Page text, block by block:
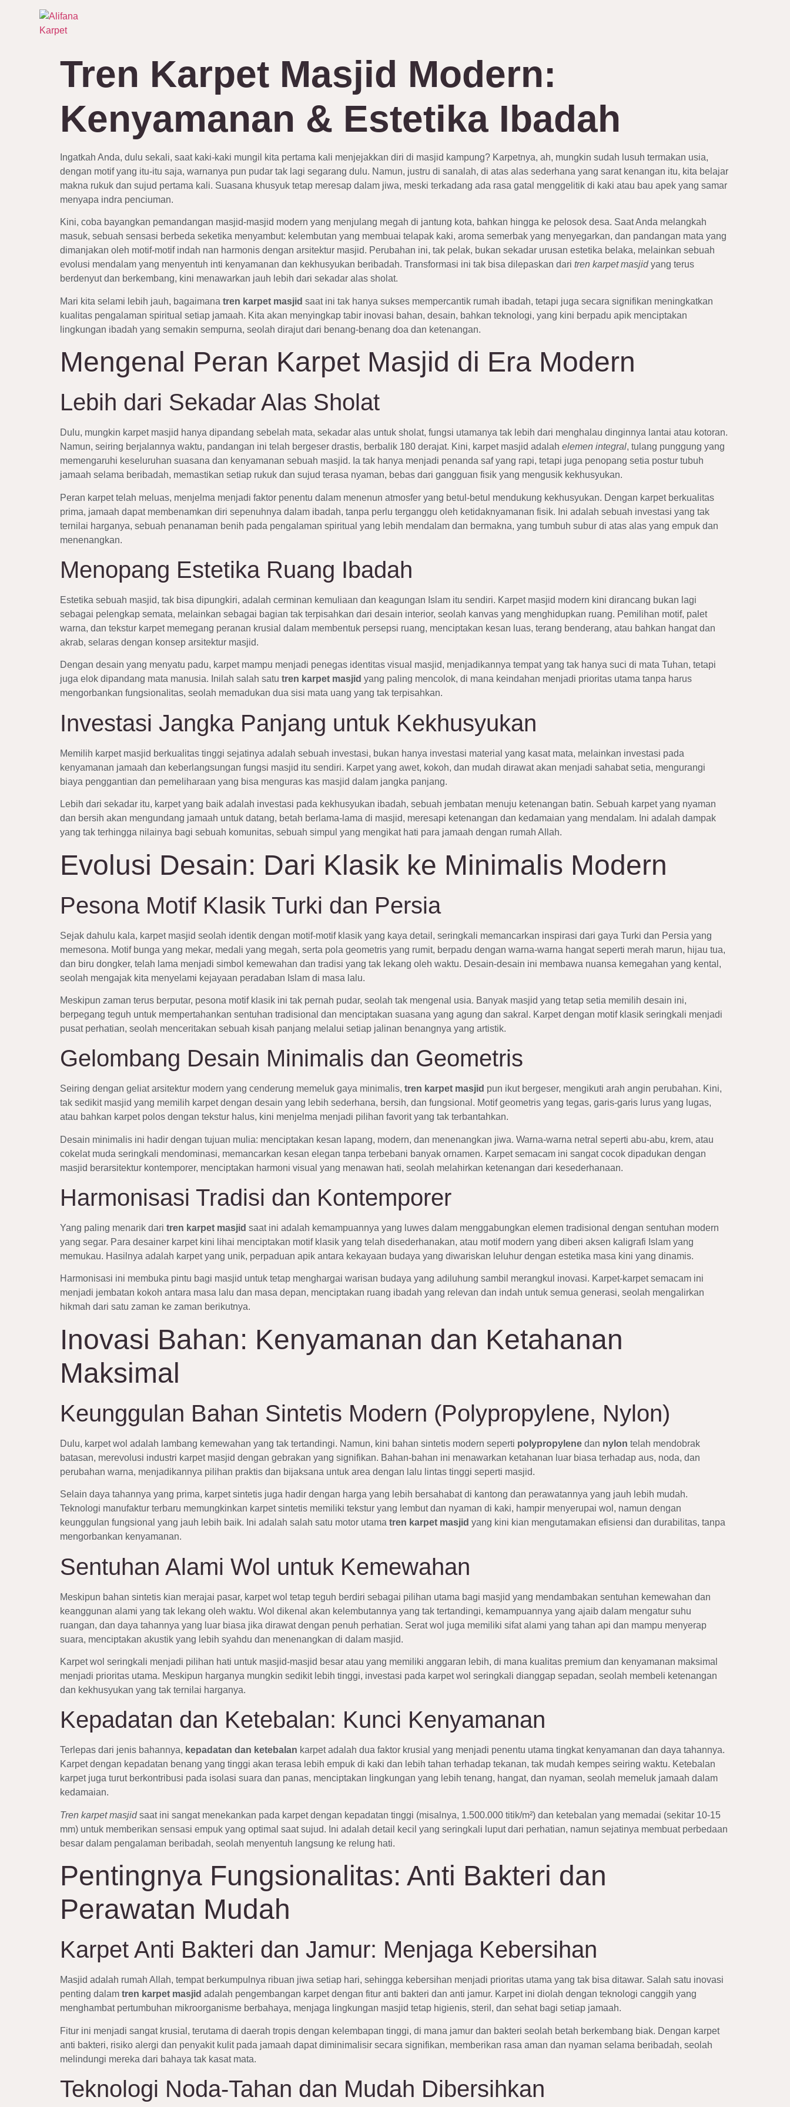
Tren Karpet Masjid Modern:
Kenyamanan & Estetika Ibadah
Ingatkah Anda, dulu sekali, saat kaki-kaki mungil kita pertama kali menjejakkan diri di masjid kampung? Karpetnya, ah, mungkin sudah lusuh termakan usia,
dengan motif yang itu-itu saja, warnanya pun pudar tak lagi segarang dulu. Namun, justru di sanalah, di atas alas sederhana yang sarat kenangan itu, kita belajar
makna rukuk dan sujud pertama kali. Suasana khusyuk tetap meresap dalam jiwa, meski terkadang ada rasa gatal menggelitik di kaki atau bau apek yang samar
menyapa indra penciuman.
Kini, coba bayangkan pemandangan masjid-masjid modern yang menjulang megah di jantung kota, bahkan hingga ke pelosok desa. Saat Anda melangkah
masuk, sebuah sensasi berbeda seketika menyambut: kelembutan yang membuai telapak kaki, aroma semerbak yang menyegarkan, dan pandangan mata yang
dimanjakan oleh motif-motif indah nan harmonis dengan arsitektur masjid. Perubahan ini, tak pelak, bukan sekadar urusan estetika belaka, melainkan sebuah
evolusi mendalam yang menyentuh inti kenyamanan dan kekhusyukan beribadah. Transformasi ini tak bisa dilepaskan dari tren karpet masjidyang terus
berdenyut dan berkembang, kini menawarkan jauh lebih dari sekadar alas sholat.
Mari kita selami lebih jauh, bagaimana tren karpet masjid saat ini tak hanya sukses mempercantik rumah ibadah, tetapi juga secara signifikan meningkatkan
kualitas pengalaman spiritual setiap jamaah. Kita akan menyingkap tabir inovasi bahan, desain, bahkan teknologi, yang kini berpadu apik menciptakan
lingkungan ibadah yang semakin sempurna, seolah dirajut dari benang-benang doa dan ketenangan.
Mengenal Peran Karpet Masjid di Era Modern
Lebih dari Sekadar Alas Sholat
Dulu, mungkin karpet masjid hanya dipandang sebelah mata, sekadar alas untuk sholat, fungsi utamanya tak lebih dari menghalau dinginnya lantai atau kotoran.
Namun, seiring berjalannya waktu, pandangan ini telah bergeser drastis, berbalik 180 derajat. Kini, karpet masjid adalah elemen integral, tulang punggung yang
memengaruhi keseluruhan suasana dan kenyamanan sebuah masjid. Ia tak hanya menjadi penanda saf yang rapi, tetapi juga penopang setia postur tubuh
jamaah selama beribadah, memastikan setiap rukuk dan sujud terasa nyaman, bebas dari gangguan fisik yang mengusik kekhusyukan.
Peran karpet telah meluas, menjelma menjadi faktor penentu dalam menenun atmosfer yang betul-betul mendukung kekhusyukan. Dengan karpet berkualitas
prima, jamaah dapat membenamkan diri sepenuhnya dalam ibadah, tanpa perlu terganggu oleh ketidaknyamanan fisik. Ini adalah sebuah investasi yang tak
ternilai harganya, sebuah penanaman benih pada pengalaman spiritual yang lebih mendalam dan bermakna, yang tumbuh subur di atas alas yang empuk dan
menenangkan.
Menopang Estetika Ruang Ibadah
Estetika sebuah masjid, tak bisa dipungkiri, adalah cerminan kemuliaan dan keagungan Islam itu sendiri. Karpet masjid modern kini dirancang bukan lagi
sebagai pelengkap semata, melainkan sebagai bagian tak terpisahkan dari desain interior, seolah kanvas yang menghidupkan ruang. Pemilihan motif, palet
warna, dan tekstur karpet memegang peranan krusial dalam membentuk persepsi ruang, menciptakan kesan luas, terang benderang, atau bahkan hangat dan
akrab, selaras dengan konsep arsitektur masjid.
Dengan desain yang menyatu padu, karpet mampu menjadi penegas identitas visual masjid, menjadikannya tempat yang tak hanya suci di mata Tuhan, tetapi
juga elok dipandang mata manusia. Inilah salah satu tren karpet masjid yang paling mencolok, di mana keindahan menjadi prioritas utama tanpa harus
mengorbankan fungsionalitas, seolah memadukan dua sisi mata uang yang tak terpisahkan.
Investasi Jangka Panjang untuk Kekhusyukan
Memilih karpet masjid berkualitas tinggi sejatinya adalah sebuah investasi, bukan hanya investasi material yang kasat mata, melainkan investasi pada
kenyamanan jamaah dan keberlangsungan fungsi masjid itu sendiri. Karpet yang awet, kokoh, dan mudah dirawat akan menjadi sahabat setia, mengurangi
biaya penggantian dan pemeliharaan yang bisa menguras kas masjid dalam jangka panjang.
Lebih dari sekadar itu, karpet yang baik adalah investasi pada kekhusyukan ibadah, sebuah jembatan menuju ketenangan batin. Sebuah karpet yang nyaman
dan bersih akan mengundang jamaah untuk datang, betah berlama-lama di masjid, meresapi ketenangan dan kedamaian yang mendalam. Ini adalah dampak
yang tak terhingga nilainya bagi sebuah komunitas, sebuah simpul yang mengikat hati para jamaah dengan rumah Allah.
Evolusi Desain: Dari Klasik ke Minimalis Modern
Pesona Motif Klasik Turki dan Persia
Sejak dahulu kala, karpet masjid seolah identik dengan motif-motif klasik yang kaya detail, seringkali memancarkan inspirasi dari gaya Turki dan Persia yang
memesona. Motif bunga yang mekar, medali yang megah, serta pola geometris yang rumit, berpadu dengan warna-warna hangat seperti merah marun, hijau tua,
dan biru dongker, telah lama menjadi simbol kemewahan dan tradisi yang tak lekang oleh waktu. Desain-desain ini membawa nuansa kemegahan yang kental,
seolah mengajak kita menyelami kejayaan peradaban Islam di masa lalu.
Meskipun zaman terus berputar, pesona motif klasik ini tak pernah pudar, seolah tak mengenal usia. Banyak masjid yang tetap setia memilih desain ini,
berpegang teguh untuk mempertahankan sentuhan tradisional dan menciptakan suasana yang agung dan sakral. Karpet dengan motif klasik seringkali menjadi
pusat perhatian, seolah menceritakan sebuah kisah panjang melalui setiap jalinan benangnya yang artistik.
Gelombang Desain Minimalis dan Geometris
Seiring dengan geliat arsitektur modern yang cenderung memeluk gaya minimalis, tren karpet masjid pun ikut bergeser, mengikuti arah angin perubahan. Kini,
tak sedikit masjid yang memilih karpet dengan desain yang lebih sederhana, bersih, dan fungsional. Motif geometris yang tegas, garis-garis lurus yang lugas,
atau bahkan karpet polos dengan tekstur halus, kini menjelma menjadi pilihan favorit yang tak terbantahkan.
Desain minimalis ini hadir dengan tujuan mulia: menciptakan kesan lapang, modern, dan menenangkan jiwa. Warna-warna netral seperti abu-abu, krem, atau
cokelat muda seringkali mendominasi, memancarkan kesan elegan tanpa terbebani banyak ornamen. Karpet semacam ini sangat cocok dipadukan dengan
masjid berarsitektur kontemporer, menciptakan harmoni visual yang menawan hati, seolah melahirkan ketenangan dari kesederhanaan.
Harmonisasi Tradisi dan Kontemporer
Yang paling menarik dari tren karpet masjid saat ini adalah kemampuannya yang luwes dalam menggabungkan elemen tradisional dengan sentuhan modern
yang segar. Para desainer karpet kini lihai menciptakan motif klasik yang telah disederhanakan, atau motif modern yang diberi aksen kaligrafi Islam yang
memukau. Hasilnya adalah karpet yang unik, perpaduan apik antara kekayaan budaya yang diwariskan leluhur dengan estetika masa kini yang dinamis.
Harmonisasi ini membuka pintu bagi masjid untuk tetap menghargai warisan budaya yang adiluhung sambil merangkul inovasi. Karpet-karpet semacam ini
menjadi jembatan kokoh antara masa lalu dan masa depan, menciptakan ruang ibadah yang relevan dan indah untuk semua generasi, seolah mengalirkan
hikmah dari satu zaman ke zaman berikutnya.
Inovasi Bahan: Kenyamanan dan Ketahanan
Maksimal
Keunggulan Bahan Sintetis Modern (Polypropylene, Nylon)
Dulu, karpet wol adalah lambang kemewahan yang tak tertandingi. Namun, kini bahan sintetis modern seperti polypropylene dan nylon telah mendobrak
batasan, merevolusi industri karpet masjid dengan gebrakan yang signifikan. Bahan-bahan ini menawarkan ketahanan luar biasa terhadap aus, noda, dan
perubahan warna, menjadikannya pilihan praktis dan bijaksana untuk area dengan lalu lintas tinggi seperti masjid.
Selain daya tahannya yang prima, karpet sintetis juga hadir dengan harga yang lebih bersahabat di kantong dan perawatannya yang jauh lebih mudah.
Teknologi manufaktur terbaru memungkinkan karpet sintetis memiliki tekstur yang lembut dan nyaman di kaki, hampir menyerupai wol, namun dengan
keunggulan fungsional yang jauh lebih baik. Ini adalah salah satu motor utama tren karpet masjid yang kini kian mengutamakan efisiensi dan durabilitas, tanpa
mengorbankan kenyamanan.
Sentuhan Alami Wol untuk Kemewahan
Meskipun bahan sintetis kian merajai pasar, karpet wol tetap teguh berdiri sebagai pilihan utama bagi masjid yang mendambakan sentuhan kemewahan dan
keanggunan alami yang tak lekang oleh waktu. Wol dikenal akan kelembutannya yang tak tertandingi, kemampuannya yang ajaib dalam mengatur suhu
ruangan, dan daya tahannya yang luar biasa jika dirawat dengan penuh perhatian. Serat wol juga memiliki sifat alami yang tahan api dan mampu menyerap
suara, menciptakan akustik yang lebih syahdu dan menenangkan di dalam masjid.
Karpet wol seringkali menjadi pilihan hati untuk masjid-masjid besar atau yang memiliki anggaran lebih, di mana kualitas premium dan kenyamanan maksimal
menjadi prioritas utama. Meskipun harganya mungkin sedikit lebih tinggi, investasi pada karpet wol seringkali dianggap sepadan, seolah membeli ketenangan
dan kekhusyukan yang tak ternilai harganya.
Kepadatan dan Ketebalan: Kunci Kenyamanan
Terlepas dari jenis bahannya, kepadatan dan ketebalan karpet adalah dua faktor krusial yang menjadi penentu utama tingkat kenyamanan dan daya tahannya.
Karpet dengan kepadatan benang yang tinggi akan terasa lebih empuk di kaki dan lebih tahan terhadap tekanan, tak mudah kempes seiring waktu. Ketebalan
karpet juga turut berkontribusi pada isolasi suara dan panas, menciptakan lingkungan yang lebih tenang, hangat, dan nyaman, seolah memeluk jamaah dalam
kedamaian.
Tren karpet masjidsaat ini sangat menekankan pada karpet dengan kepadatan tinggi (misalnya, 1.500.000 titik/m²) dan ketebalan yang memadai (sekitar 10-15
mm) untuk memberikan sensasi empuk yang optimal saat sujud. Ini adalah detail kecil yang seringkali luput dari perhatian, namun sejatinya membuat perbedaan
besar dalam pengalaman beribadah, seolah menyentuh langsung ke relung hati.
Pentingnya Fungsionalitas: Anti Bakteri dan
Perawatan Mudah
Karpet Anti Bakteri dan Jamur: Menjaga Kebersihan
Masjid adalah rumah Allah, tempat berkumpulnya ribuan jiwa setiap hari, sehingga kebersihan menjadi prioritas utama yang tak bisa ditawar. Salah satu inovasi
penting dalam tren karpet masjid adalah pengembangan karpet dengan fitur anti bakteri dan anti jamur. Karpet ini diolah dengan teknologi canggih yang
menghambat pertumbuhan mikroorganisme berbahaya, menjaga lingkungan masjid tetap higienis, steril, dan sehat bagi setiap jamaah.
Fitur ini menjadi sangat krusial, terutama di daerah tropis dengan kelembapan tinggi, di mana jamur dan bakteri seolah betah berkembang biak. Dengan karpet
anti bakteri, risiko alergi dan penyakit kulit pada jamaah dapat diminimalisir secara signifikan, memberikan rasa aman dan nyaman selama beribadah, seolah
melindungi mereka dari bahaya tak kasat mata.
Teknologi Noda-Tahan dan Mudah Dibersihkan